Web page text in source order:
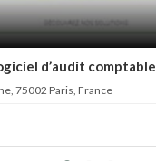
d’audit comptable
75002 Paris, France